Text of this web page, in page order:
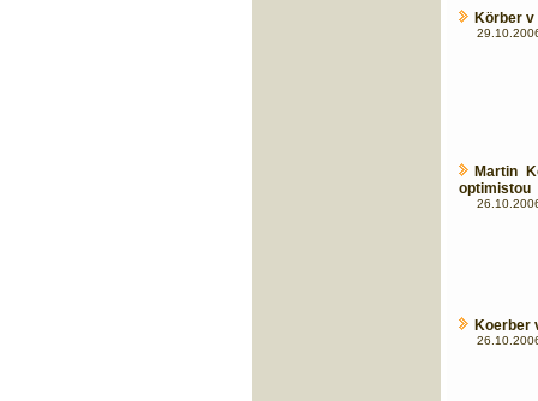
Körber v
Martin
optimistou
Koerber